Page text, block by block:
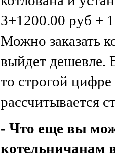
3+1200.00 руб +
Можно заказать
выйдет дешевле.
то строгой
рассчитывается
- Что еще вы
котельничанам